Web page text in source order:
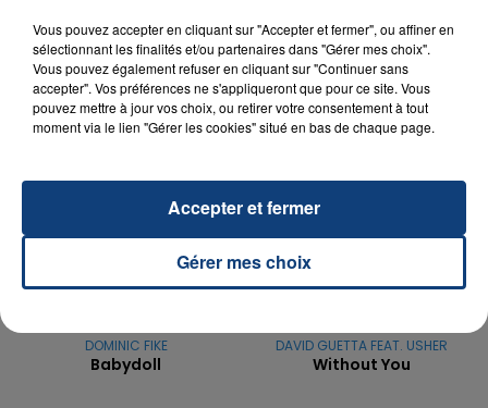
excuses.
TITRES DIFFUSÉS
5h42
5h42
DOMINIC FIKE
Babydoll
5h38
5h38
DAVID GUETTA FEAT. USHER
Without You
Vous pouvez accepter en cliquant sur "Accepter et fermer", ou affiner en
sélectionnant les finalités et/ou partenaires dans "Gérer mes choix".
Vous pouvez également refuser en cliquant sur "Continuer sans
accepter". Vos préférences ne s'appliqueront que pour ce site. Vous
pouvez mettre à jour vos choix, ou retirer votre consentement à tout
moment via le lien "Gérer les cookies" situé en bas de chaque page.
Gérer mes choix
Accepter et fermer